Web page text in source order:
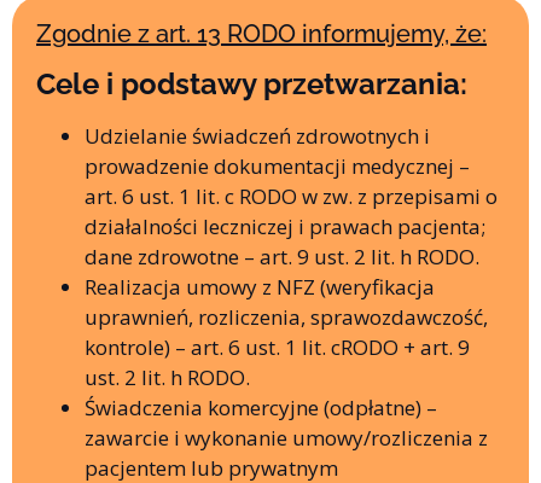
Zgodnie z art. 13 RODO informujemy, że:
Cele i podstawy przetwarzania:
Udzielanie świadczeń zdrowotnych i
prowadzenie dokumentacji medycznej –
art. 6 ust. 1 lit. c RODO w zw. z przepisami o
działalności leczniczej i prawach pacjenta;
dane zdrowotne – art. 9 ust. 2 lit. h RODO.
Realizacja umowy z NFZ (weryfikacja
uprawnień, rozliczenia, sprawozdawczość,
kontrole) – art. 6 ust. 1 lit. cRODO + art. 9
ust. 2 lit. h RODO.
Świadczenia komercyjne (odpłatne) –
zawarcie i wykonanie umowy/rozliczenia z
pacjentem lub prywatnym